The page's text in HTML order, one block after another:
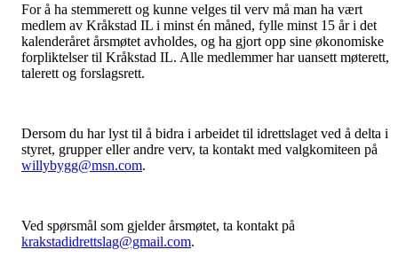
For å ha stemmerett og kunne velges til verv må man ha vært
medlem av Kråkstad IL i minst én måned, fylle minst 15 år i det
kalenderåret årsmøtet avholdes, og ha gjort opp sine økonomiske
forpliktelser til Kråkstad IL. Alle medlemmer har uansett møterett,
talerett og forslagsrett.
Dersom du har lyst til å bidra i arbeidet til idrettslaget ved å delta i
styret, grupper eller andre verv, ta kontakt med valgkomiteen på
willybygg@msn.com.
Ved spørsmål som gjelder årsmøtet, ta kontakt på
krakstadidrettslag@gmail.com.